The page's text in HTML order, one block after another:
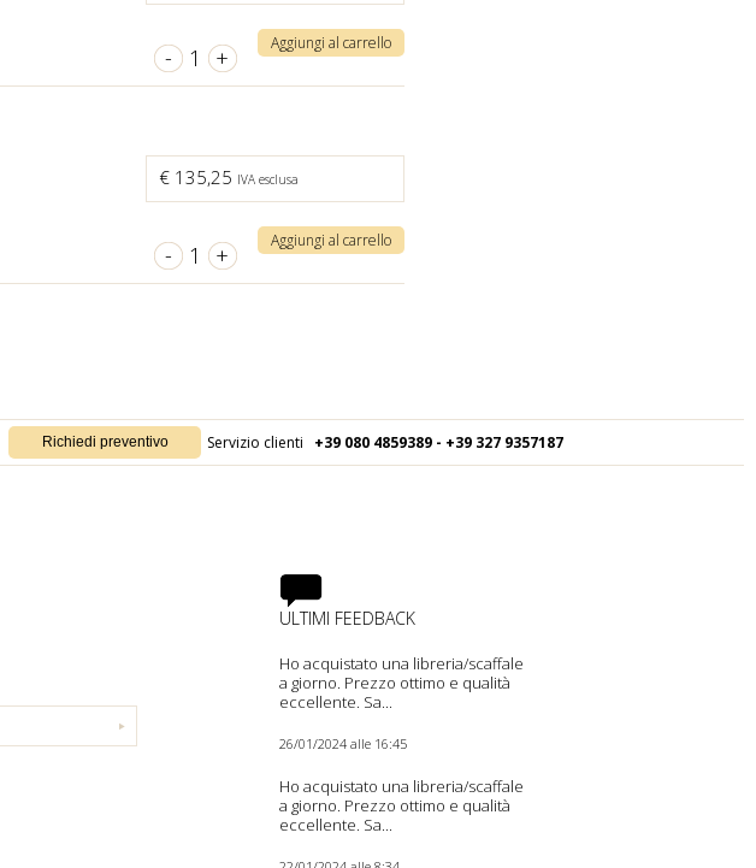
Aggiungi al carrello
- 1 +
€ 135,25 IVA esclusa
Aggiungi al carrello
- 1 +
Servizio clienti +39 080 4859389 - +39 327 9357187
ULTIMI FEEDBACK
Ho acquistato una libreria/scaffale
a giorno. Prezzo ottimo e qualità
eccellente. Sa...
26/01/2024 alle 16:45
Ho acquistato una libreria/scaffale
a giorno. Prezzo ottimo e qualità
eccellente. Sa...